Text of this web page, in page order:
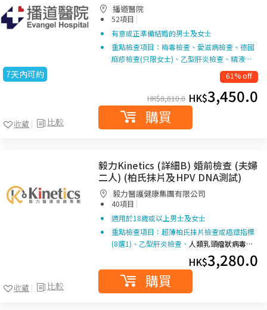
7天內可約
比較
收藏
播道醫院
52項目 |
有意或正準備結婚的男士及女士
重點檢查項目：梅毒檢查、愛滋病檢查、德國
麻疹檢查(只限女士)、乙型肝炎檢查、精液…
61% off
HK$8,810.0 HK$3,450.0
購買
比較
收藏
毅力Kinetics (詳細B) 婚前檢查 (夫婦
二人) (柏氏抹片及HPV DNA測試)
毅力醫護健康集團有限公司
40項目 |
適用於18歲或以上男士及女士
重點檢查項目：超薄柏氏抹片檢查或癌症指標
(8選1)、乙型肝炎檢查、 人類乳頭瘤狀病毒…
HK$3,280.0
購買